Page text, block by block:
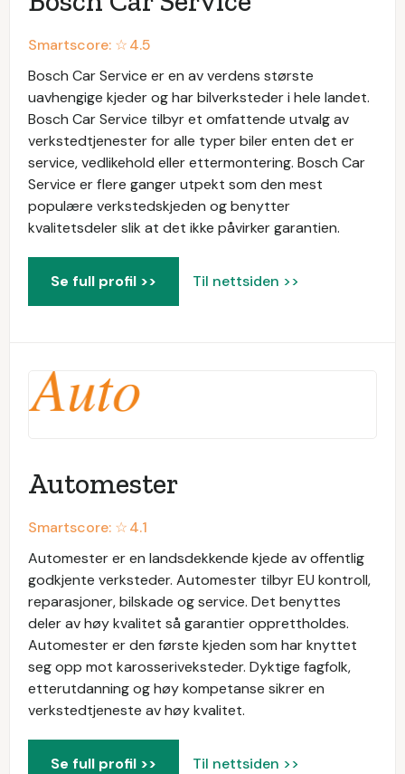
Smartscore: ☆4.5
Bosch Car Service er en av verdens største
uavhengige kjeder og har bilverksteder i hele landet.
Bosch Car Service tilbyr et omfattende utvalg av
verkstedtjenester for alle typer biler enten det er
service, vedlikehold eller ettermontering. Bosch Car
Service er flere ganger utpekt som den mest
populære verkstedskjeden og benytter
kvalitetsdeler slik at det ikke påvirker garantien.
Se full profil >> Til nettsiden >>
Automester
Smartscore: ☆4.1
Automester er en landsdekkende kjede av offentlig
godkjente verksteder. Automester tilbyr EU kontroll,
reparasjoner, bilskade og service. Det benyttes
deler av høy kvalitet så garantier opprettholdes.
Automester er den første kjeden som har knyttet
seg opp mot karosseriveksteder. Dyktige fagfolk,
etterutdanning og høy kompetanse sikrer en
verkstedtjeneste av høy kvalitet.
Se full profil >> Til nettsiden >>